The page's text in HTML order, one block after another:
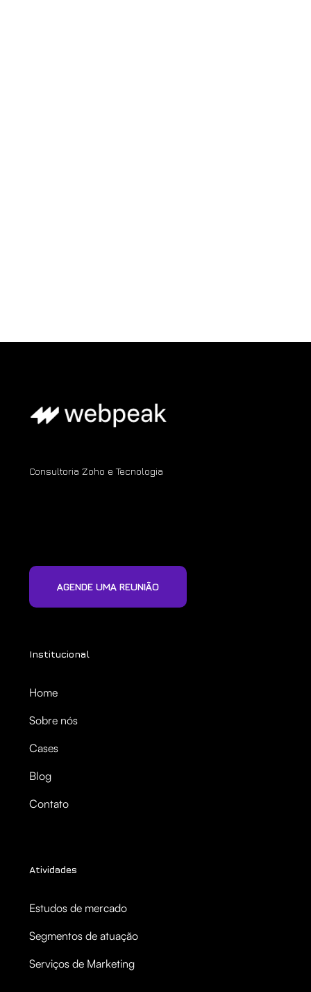
Consultoria Zoho e Tecnologia
AGENDE UMA REUNIÃO
Institucional
Home
Sobre nós
Cases
Blog
Contato
Atividades
Estudos de mercado
Segmentos de atuação
Serviços de Marketing